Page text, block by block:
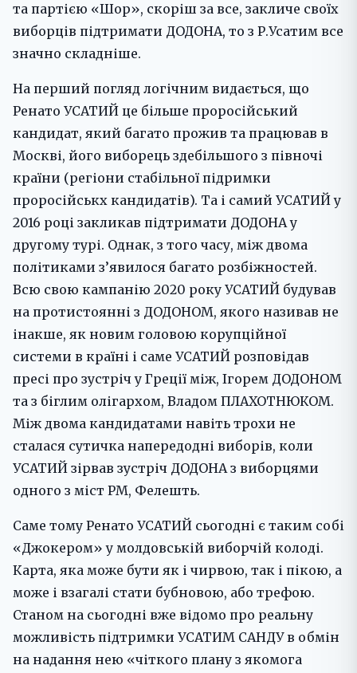
та партією «Шор», скоріш за все, закличе своїх
виборців підтримати ДОДОНА, то з Р.Усатим все
значно складніше.
На перший погляд логічним видається, що
Ренато УСАТИЙ це більше проросійський
кандидат, який багато прожив та працював в
Москві, його виборець здебільшого з півночі
країни (регіони стабільної підримки
проросійськх кандидатів). Та і самий УСАТИЙ у
2016 році закликав підтримати ДОДОНА у
другому турі. Однак, з того часу, між двома
політиками з’явилося багато розбіжностей.
Всю свою кампанію 2020 року УСАТИЙ будував
на протистоянні з ДОДОНОМ, якого називав не
інакше, як новим головою корупційної
системи в країні і саме УСАТИЙ розповідав
пресі про зустріч у Греції між, Ігорем ДОДОНОМ
та з біглим олігархом, Владом ПЛАХОТНЮКОМ.
Між двома кандидатами навіть трохи не
сталася сутичка напередодні виборів, коли
УСАТИЙ зірвав зустріч ДОДОНА з виборцями
одного з міст РМ, Фелешть.
Саме тому Ренато УСАТИЙ сьогодні є таким собі
«Джокером» у молдовській виборчій колоді.
Карта, яка може бути як і чирвою, так і пікою, а
може і взагалі стати бубновою, або трефою.
Станом на сьогодні вже відомо про реальну
можливість підтримки УСАТИМ САНДУ в обмін
на надання нею «чіткого плану з якомога